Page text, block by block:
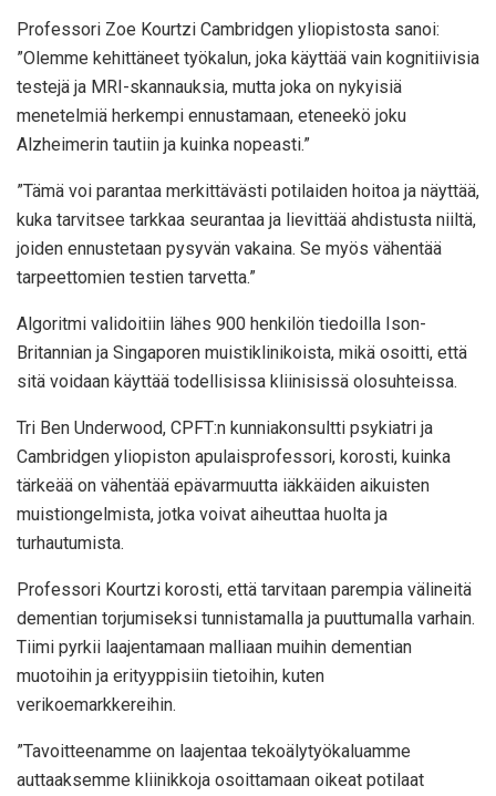
Professori Zoe Kourtzi Cambridgen yliopistosta sanoi:
”Olemme kehittäneet työkalun, joka käyttää vain kognitiivisia
testejä ja MRI-skannauksia, mutta joka on nykyisiä
menetelmiä herkempi ennustamaan, eteneekö joku
Alzheimerin tautiin ja kuinka nopeasti.”
”Tämä voi parantaa merkittävästi potilaiden hoitoa ja näyttää,
kuka tarvitsee tarkkaa seurantaa ja lievittää ahdistusta niiltä,
​​joiden ennustetaan pysyvän vakaina. Se myös vähentää
tarpeettomien testien tarvetta.”
Algoritmi validoitiin lähes 900 henkilön tiedoilla Ison-
Britannian ja Singaporen muistiklinikoista, mikä osoitti, että
sitä voidaan käyttää todellisissa kliinisissä olosuhteissa.
Tri Ben Underwood, CPFT:n kunniakonsultti psykiatri ja
Cambridgen yliopiston apulaisprofessori, korosti, kuinka
tärkeää on vähentää epävarmuutta iäkkäiden aikuisten
muistiongelmista, jotka voivat aiheuttaa huolta ja
turhautumista.
Professori Kourtzi korosti, että tarvitaan parempia välineitä
dementian torjumiseksi tunnistamalla ja puuttumalla varhain.
Tiimi pyrkii laajentamaan malliaan muihin dementian
muotoihin ja erityyppisiin tietoihin, kuten
verikoemarkkereihin.
”Tavoitteenamme on laajentaa tekoälytyökaluamme
auttaaksemme kliinikkoja osoittamaan oikeat potilaat